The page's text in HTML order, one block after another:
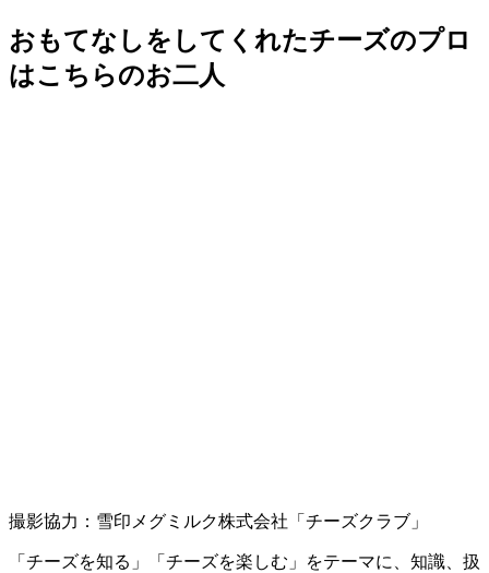
おもてなしをしてくれたチーズのプロ
はこちらのお二人
撮影協力：雪印メグミルク株式会社「チーズクラブ」
「チーズを知る」「チーズを楽しむ」をテーマに、知識、扱